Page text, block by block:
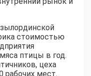
стоимостью
птицы в год.
цеха
рабочих мест.